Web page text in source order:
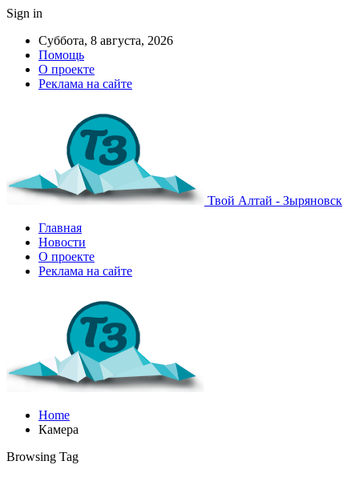
Sign in
Суббота, 8 августа, 2026
Помощь
О проекте
Реклама на сайте
Твой Алтай - Зыряновск
Главная
Новости
О проекте
Реклама на сайте
Home
Камера
Browsing Tag